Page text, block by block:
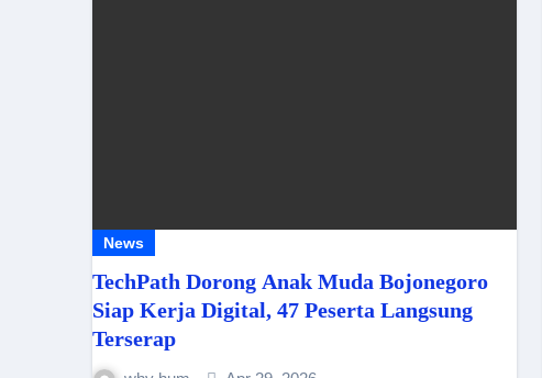
News
TechPath Dorong Anak Muda Bojonegoro
Siap Kerja Digital, 47 Peserta Langsung
Terserap